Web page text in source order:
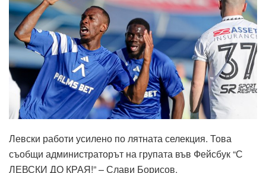
Левски работи усилено по лятната селекция. Това
съобщи администраторът на групата във Фейсбук “С
ЛЕВСКИ ДО КРАЯ!” – Слави Борисов.